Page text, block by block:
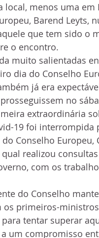
local, menos uma em
Barend Leyts,
que tem sido o
o encontro.
muito salientadas
dia do Conselho
já era
no
extraordinária
19 foi interrompida
Conselho Europeu,
realizou
com os
do Conselho
primeiros-
tentar superar
um compromisso